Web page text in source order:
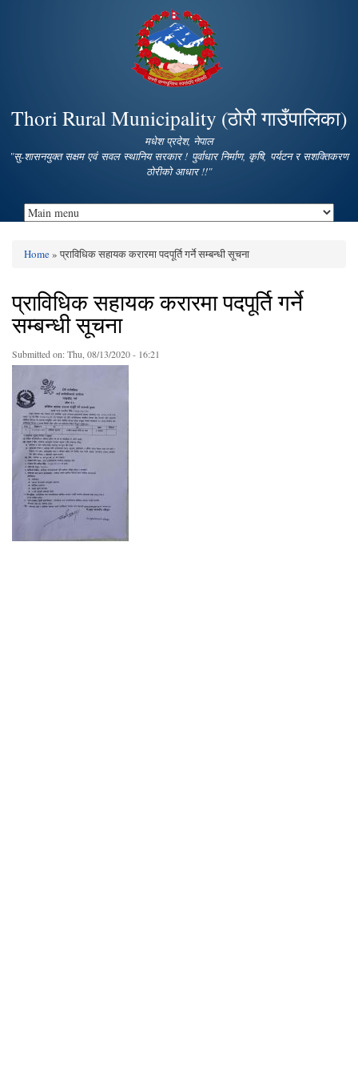
main
content
Thori Rural Municipality (ठोरी गाउँपालिका)
मधेश प्रदेश, नेपाल
"सु-शासनयुक्त सक्षम एवं सवल स्थानिय सरकार ! पुर्वाधार निर्माण, कृषि, पर्यटन र सशक्तिकरण
ठोरीको आधार !!"
You are here
Home» प्राविधिक सहायक करारमा पदपूर्ति गर्ने सम्बन्धी सूचना
प्राविधिक सहायक करारमा पदपूर्ति गर्ने
सम्बन्धी सूचना
Submitted on:Thu, 08/13/2020 - 16:21